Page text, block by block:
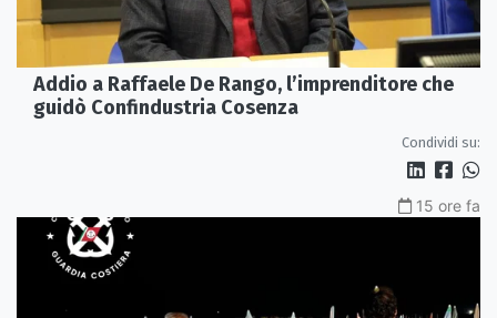
Addio a Raffaele De Rango, l’imprenditore che
guidò Confindustria Cosenza
Condividi su:
15 ore fa